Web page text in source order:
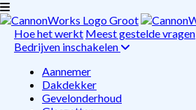
Hoe het werkt Meest gestelde vragen
Bedrijven inschakelen
Aannemer
Dakdekker
Gevelonderhoud